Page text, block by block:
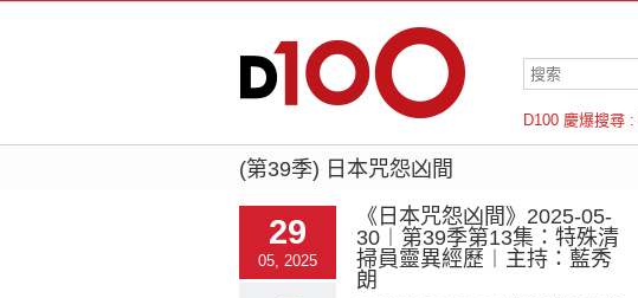
D100 慶爆搜尋 :
羅倫斯
(第39季) 日本咒怨凶間
29
05, 2025
《日本咒怨凶間》2025-05-
30︱第39季第13集：特殊清
掃員靈異經歷︱主持：藍秀
朗